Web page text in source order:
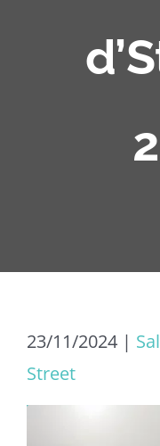
23/11/2024 |
Street